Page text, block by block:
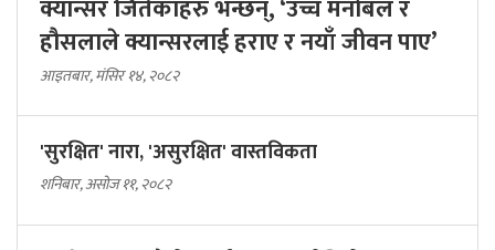
क्यान्सर जितेकाहरु भन्छन्, ‘उच्च मनोबल र
हौसलाले क्यान्सरलाई हराए र नयाँ जीवन पाए’
आइतबार, मंसिर १४, २०८२
'सुरक्षित' नारा, 'असुरक्षित' वास्तविकता
शनिबार, असोज ११, २०८२